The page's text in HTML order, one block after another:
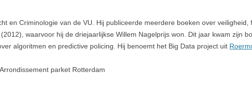
en Criminologie van de VU. Hij publiceerde meerdere boeken over
waarvoor hij de driejaarlijkse Willem Nagelprijs won. Dit jaar kwam zijn
algoritmen en predictive policing. Hij benoemt het Big Data project uit
Arrondissement parket Rotterdam